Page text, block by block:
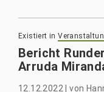
Existiert in
Bericht
Arruda
12.12.2022 |von